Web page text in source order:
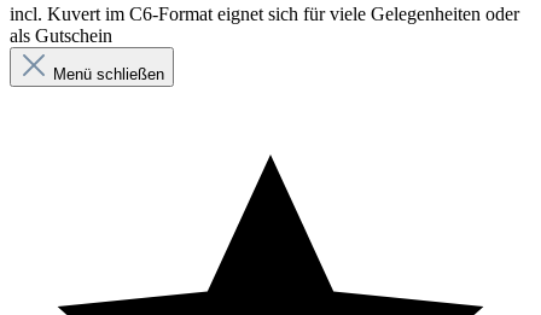
incl. Kuvert im C6-Format eignet sich für viele Gelegenheiten oder
als Gutschein
Menü schließen